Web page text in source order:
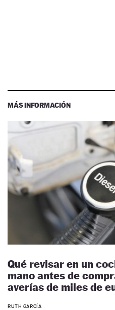
MÁS INFORMACIÓN
Qué revisar en un
mano antes de
averías de miles de
RUTH GARCÍA